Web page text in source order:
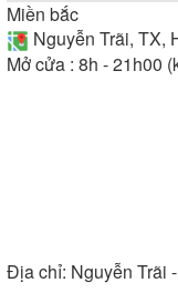
Miền bắc
Nguyễn Trãi, TX,
Mở cửa : 8h - 21h00
Địa chỉ: Nguyễn Trãi